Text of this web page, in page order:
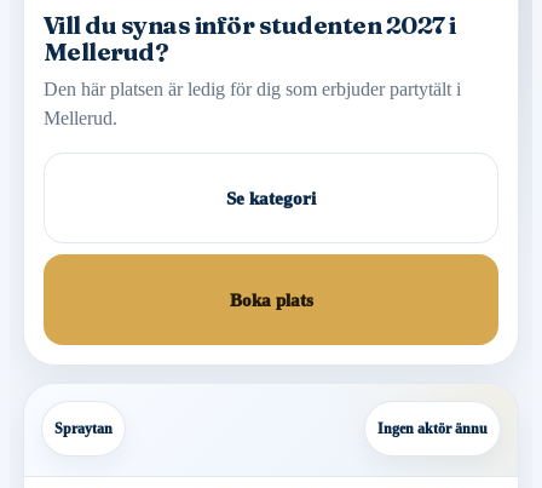
Vill du synas inför studenten 2027 i
Mellerud?
Den här platsen är ledig för dig som erbjuder partytält i
Mellerud.
Se kategori
Boka plats
Spraytan Ingen aktör ännu